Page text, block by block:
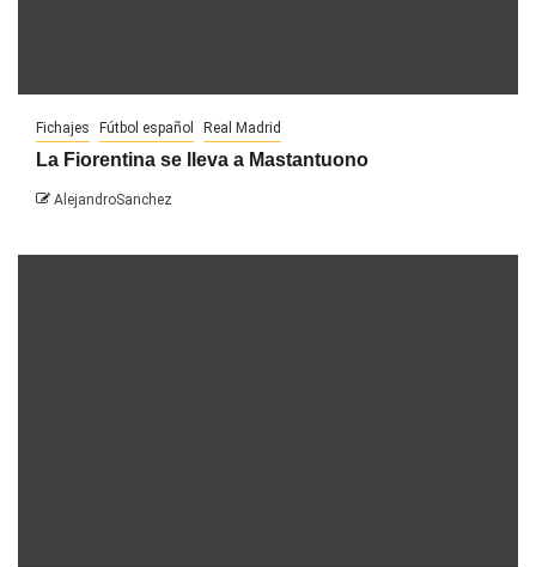
Fichajes Fútbol español Real Madrid
La Fiorentina se lleva a Mastantuono
AlejandroSanchez